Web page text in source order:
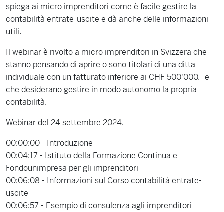
spiega ai micro imprenditori come è facile gestire la
contabilità entrate-uscite e dà anche delle informazioni
utili.
Il webinar è rivolto a micro imprenditori in Svizzera che
stanno pensando di aprire o sono titolari di una ditta
individuale con un fatturato inferiore ai CHF 500'000.- e
che desiderano gestire in modo autonomo la propria
contabilità.
Webinar del 24 settembre 2024.
00:00:00 - Introduzione
00:04:17 - Istituto della Formazione Continua e
Fondounimpresa per gli imprenditori
00:06:08 - Informazioni sul Corso contabilità entrate-
uscite
00:06:57 - Esempio di consulenza agli imprenditori